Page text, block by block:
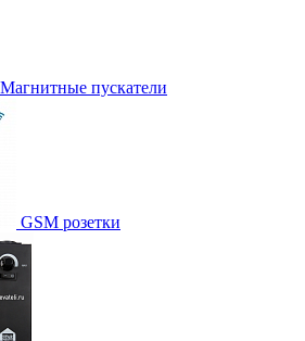
Магнитные пускатели
GSM розетки